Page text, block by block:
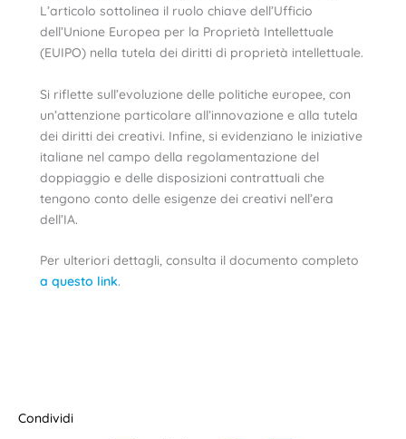
L’articolo sottolinea il ruolo chiave dell’Ufficio
dell’Unione Europea per la Proprietà Intellettuale
(EUIPO) nella tutela dei diritti di proprietà intellettuale.
Si riflette sull’evoluzione delle politiche europee, con
un’attenzione particolare all’innovazione e alla tutela
dei diritti dei creativi. Infine, si evidenziano le iniziative
italiane nel campo della regolamentazione del
doppiaggio e delle disposizioni contrattuali che
tengono conto delle esigenze dei creativi nell’era
dell’IA.
Per ulteriori dettagli, consulta il documento completo
a questo link.
Condividi